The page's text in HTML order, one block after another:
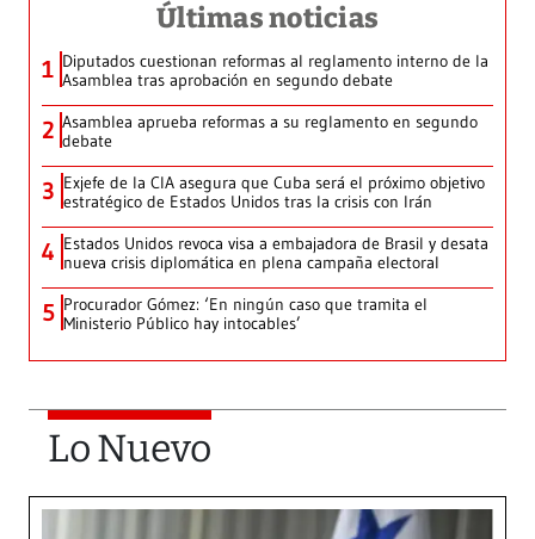
Últimas noticias
1 Diputados cuestionan reformas al reglamento interno de la
Asamblea tras aprobación en segundo debate
2 Asamblea aprueba reformas a su reglamento en segundo
debate
3 Exjefe de la CIA asegura que Cuba será el próximo objetivo
estratégico de Estados Unidos tras la crisis con Irán
4 Estados Unidos revoca visa a embajadora de Brasil y desata
nueva crisis diplomática en plena campaña electoral
5 Procurador Gómez: ‘En ningún caso que tramita el
Ministerio Público hay intocables’
Lo Nuevo